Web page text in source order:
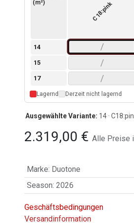
(m²) C18:pink
14 /
15 /
17 /
Lagernd Derzeit nicht lagernd
Ausgewählte Variante: 14 ·
2.319,00 € Alle Preise
Marke: Duotone
Season: 2026
Geschäftsbedingungen
Versandinformation